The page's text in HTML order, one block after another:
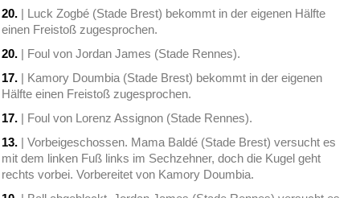
20. | Luck Zogbé (Stade Brest) bekommt in der eigenen Hälfte
einen Freistoß zugesprochen.
20. | Foul von Jordan James (Stade Rennes).
17. | Kamory Doumbia (Stade Brest) bekommt in der eigenen
Hälfte einen Freistoß zugesprochen.
17. | Foul von Lorenz Assignon (Stade Rennes).
13. | Vorbeigeschossen. Mama Baldé (Stade Brest) versucht es
mit dem linken Fuß links im Sechzehner, doch die Kugel geht
rechts vorbei. Vorbereitet von Kamory Doumbia.